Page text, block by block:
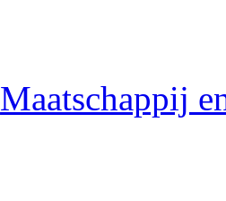
Maatschappij